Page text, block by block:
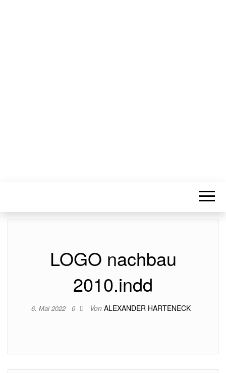
LOGO nachbau
2010.indd
6. Mai 2022 0 Von ALEXANDER HARTENECK